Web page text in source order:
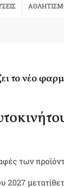
το νέο
των
2027